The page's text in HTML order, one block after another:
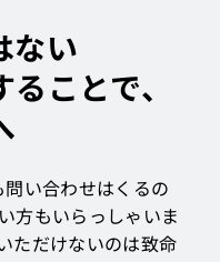
ない
ことで、
い合わせはくるの
方もいらっしゃいま
ただけないのは致命